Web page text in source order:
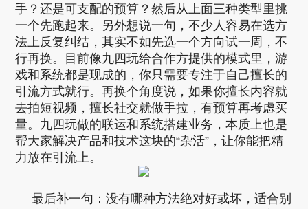
手？还是可支配的预算？然后从上面三种类型里挑
一个先跑起来。另外想说一句，不少人容易在选方
法上反复纠结，其实不如先选一个方向试一周，不
行再换。目前像九四玩给合作方提供的模式里，游
戏和系统都是现成的，你只需要专注于自己擅长的
引流方式就行。再换个角度说，如果你擅长内容就
去拍短视频，擅长社交就做手拉，有预算再考虑买
量。九四玩做的联运和系统搭建业务，本质上也是
帮大家解决产品和技术这块的“杂活”，让你能把精
力放在引流上。
最后补一句：没有哪种方法绝对好或坏，适合别